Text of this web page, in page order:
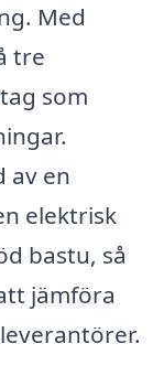
Med
tre
som
av en
elektrisk
bastu, så
jämföra